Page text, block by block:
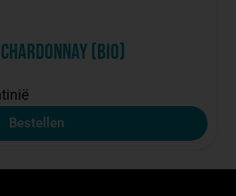
(bio)
Bestellen